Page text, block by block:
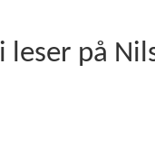
leser på